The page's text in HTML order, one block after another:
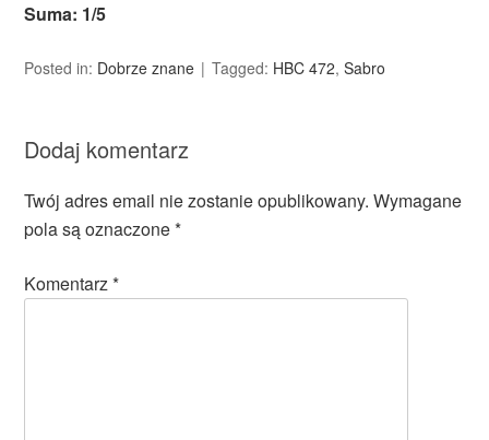
Suma: 1/5
Posted in: Dobrze znane Tagged: HBC 472,Sabro
Dodaj komentarz
Twój adres email nie zostanie opublikowany. Wymagane
pola są oznaczone*
Komentarz*